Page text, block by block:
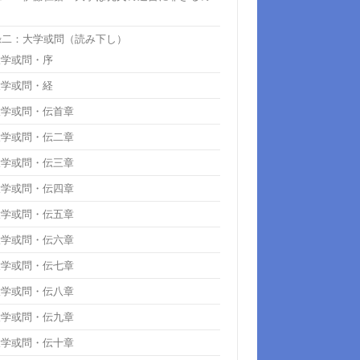
：大学或問（読み下し）
或問・序
或問・経
或問・伝首章
或問・伝二章
或問・伝三章
或問・伝四章
或問・伝五章
或問・伝六章
或問・伝七章
或問・伝八章
或問・伝九章
或問・伝十章